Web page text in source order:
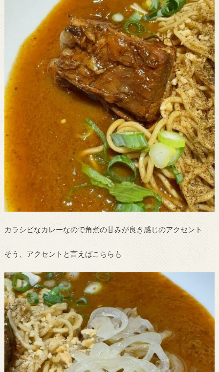
カラシビなカレーなので角煮の甘みが良き感じのアクセント
そう、アクセントと言えばこちらも